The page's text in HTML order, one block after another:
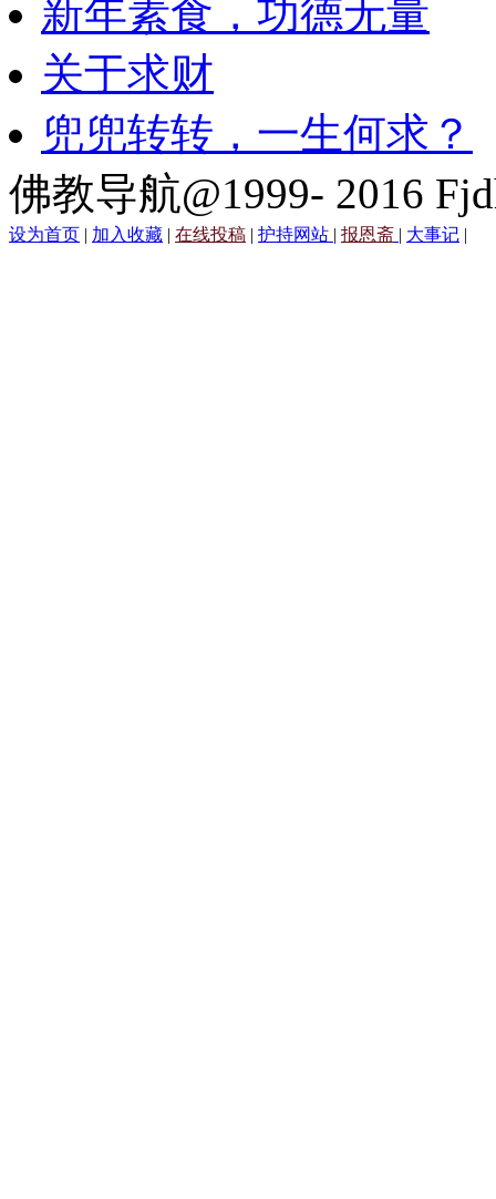
新年素食，功德无量
关于求财
兜兜转转，一生何求？
佛教导航@1999- 2016
设为首页 | 加入收藏 | 在线投稿 | 护持网站 | 报恩斋 | 大事记 |